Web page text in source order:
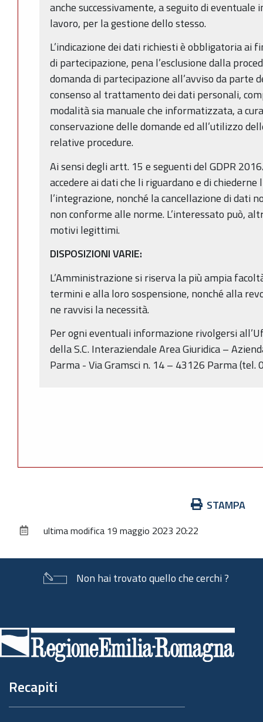
anche successivamente, a seguito di
lavoro, per la gestione dello stesso.
L’indicazione dei dati richiesti è obbligatoria ai
di partecipazione, pena l’esclusione dalla
domanda di partecipazione all’avviso da parte
consenso al trattamento dei dati personali,
modalità sia manuale che informatizzata, a
conservazione delle domande ed all’utilizzo
relative procedure.
Ai sensi degli artt. 15 e seguenti del GDPR
accedere ai dati che li riguardano e di
l’integrazione, nonché la cancellazione di dati
non conforme alle norme. L’interessato può,
motivi legittimi.
DISPOSIZIONI VARIE:
L’Amministrazione si riserva la più ampia
termini e alla loro sospensione, nonché alla
ne ravvisi la necessità.
Per ogni eventuali informazione rivolgersi
della S.C. Interaziendale Area Giuridica –
Parma - Via Gramsci n. 14 – 43126 Parma (tel.
documento
STAMPA
ultima modifica 19 maggio 2023 20:22
Non hai trovato quello che cerchi ?
di
pagina
Recapiti